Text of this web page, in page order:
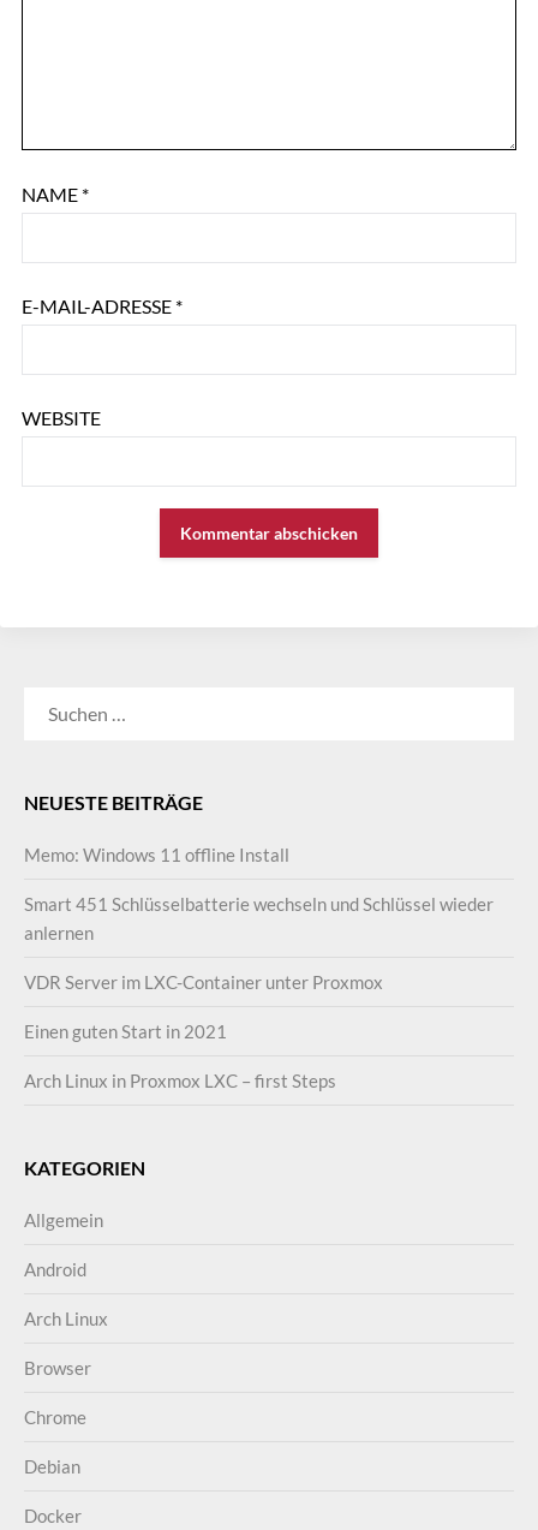
NAME *
E-MAIL-ADRESSE *
WEBSITE
NEUESTE BEITRÄGE
Memo: Windows 11 offline Install
Smart 451 Schlüsselbatterie wechseln und Schlüssel wieder
anlernen
VDR Server im LXC-Container unter Proxmox
Einen guten Start in 2021
Arch Linux in Proxmox LXC – first Steps
KATEGORIEN
Allgemein
Android
Arch Linux
Browser
Chrome
Debian
Docker